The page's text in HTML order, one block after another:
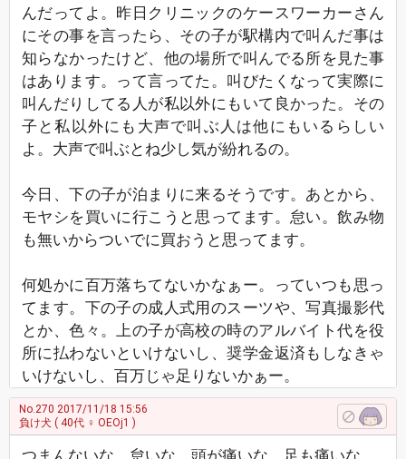
んだってよ。昨日クリニックのケースワーカーさん
にその事を言ったら、その子が駅構内で叫んだ事は
知らなかったけど、他の場所で叫んでる所を見た事
はあります。って言ってた。叫びたくなって実際に
叫んだりしてる人が私以外にもいて良かった。その
子と私以外にも大声で叫ぶ人は他にもいるらしい
よ。大声で叫ぶとね少し気が紛れるの。
今日、下の子が泊まりに来るそうです。あとから、
モヤシを買いに行こうと思ってます。怠い。飲み物
も無いからついでに買おうと思ってます。
何処かに百万落ちてないかなぁー。っていつも思っ
てます。下の子の成人式用のスーツや、写真撮影代
とか、色々。上の子が高校の時のアルバイト代を役
所に払わないといけないし、奨学金返済もしなきゃ
いけないし、百万じゃ足りないかぁー。
No.270 2017/11/18 15:56
負け犬 ( 40代 ♀ OEOj1 )
つまんないな。怠いな。頭が痛いな。足も痛いな。